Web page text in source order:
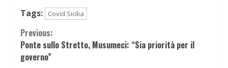
Tags:
Covid Sicilia
Continue
Reading
Previous:
Ponte sullo Stretto, Musumeci: “Sia priorità per il
governo”